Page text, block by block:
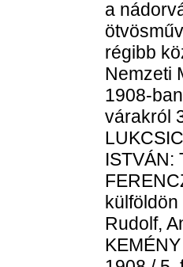
a
régibb
Nemzeti
1908-
várakról
ISTVÁN:
külföldön
Rudolf,